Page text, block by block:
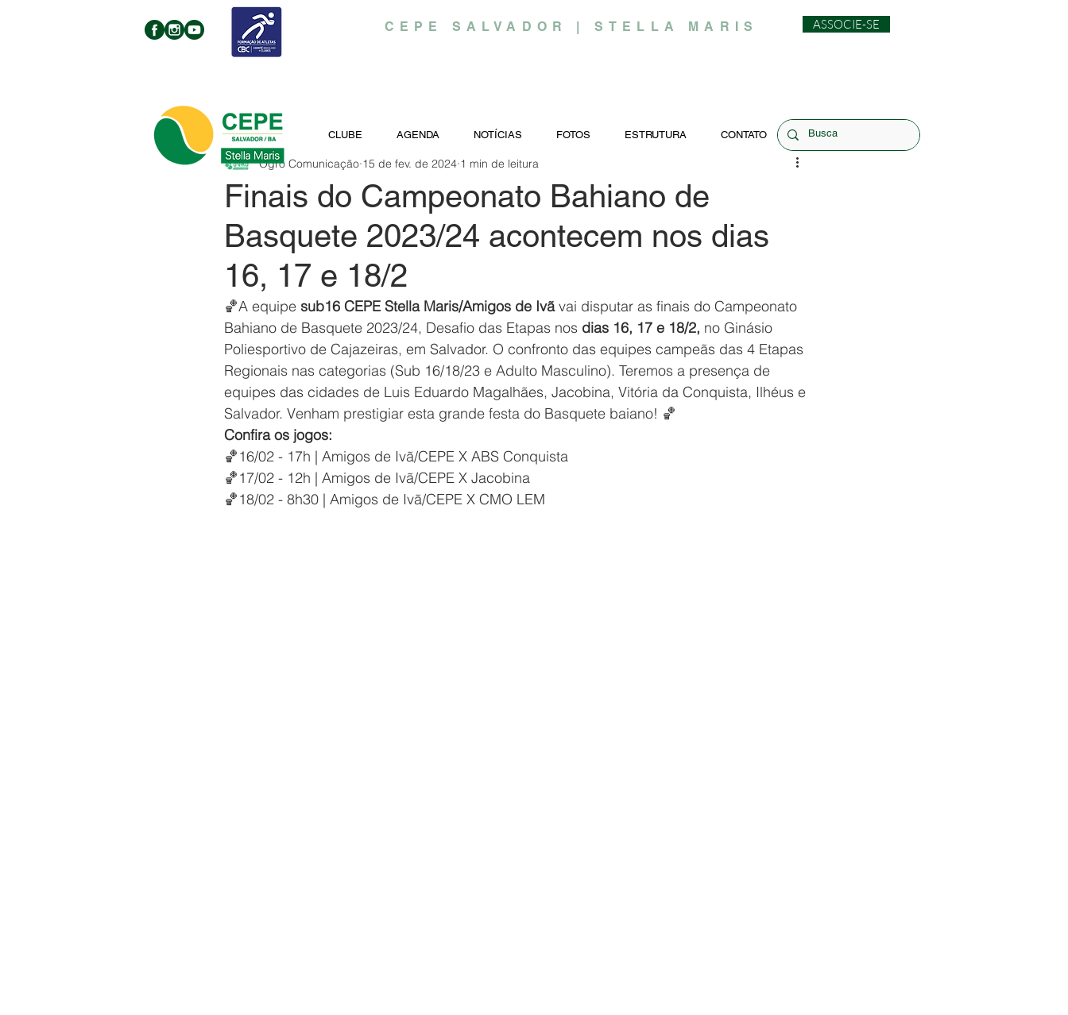
CEPE SALVADOR | STELLA MARIS ASSOCIE-SE
Finais do Campeonato Bahiano de
Basquete 2023/24 acontecem nos dias
16, 17 e 18/2
Ogro Comunicação 15 de fev. de 2024 1 min de leitura
🏀A equipe sub16 CEPE Stella Maris/Amigos de Ivã vai disputar as finais do Campeonato
Bahiano de Basquete 2023/24, Desafio das Etapas nos dias 16, 17 e 18/2, no Ginásio
Poliesportivo de Cajazeiras, em Salvador. O confronto das equipes campeãs das 4 Etapas
Regionais nas categorias (Sub 16/18/23 e Adulto Masculino). Teremos a presença de
equipes das cidades de Luis Eduardo Magalhães, Jacobina, Vitória da Conquista, Ilhéus e
Salvador. Venham prestigiar esta grande festa do Basquete baiano! 🏀
Confira os jogos:
🏀16/02 - 17h | Amigos de Ivã/CEPE X ABS Conquista
🏀17/02 - 12h | Amigos de Ivã/CEPE X Jacobina
🏀18/02 - 8h30 | Amigos de Ivã/CEPE X CMO LEM
CLUBE AGENDA NOTÍCIAS FOTOS ESTRUTURA CONTATO